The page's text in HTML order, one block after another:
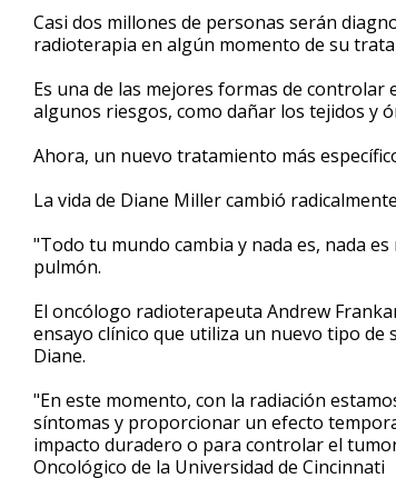
1
minute,
30
90%
Casi dos millones de personas serán
radioterapia en algún momento de su
Es una de las mejores formas de
algunos riesgos, como dañar los tejidos y
Ahora, un nuevo tratamiento más
La vida de Diane Miller cambió
"Todo tu mundo cambia y nada es, nada
pulmón.
El oncólogo radioterapeuta Andrew
ensayo clínico que utiliza un nuevo tipo de
Diane.
"En este momento, con la radiación
síntomas y proporcionar un efecto
impacto duradero o para controlar el
Oncológico de la Universidad de Cincinnati